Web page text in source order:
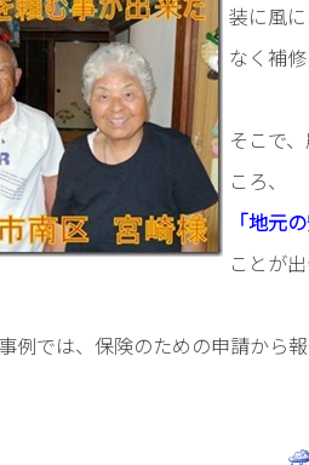
装に風
なく補
そこで
ころ、
「地元
ことが
例では、保険のための申請から